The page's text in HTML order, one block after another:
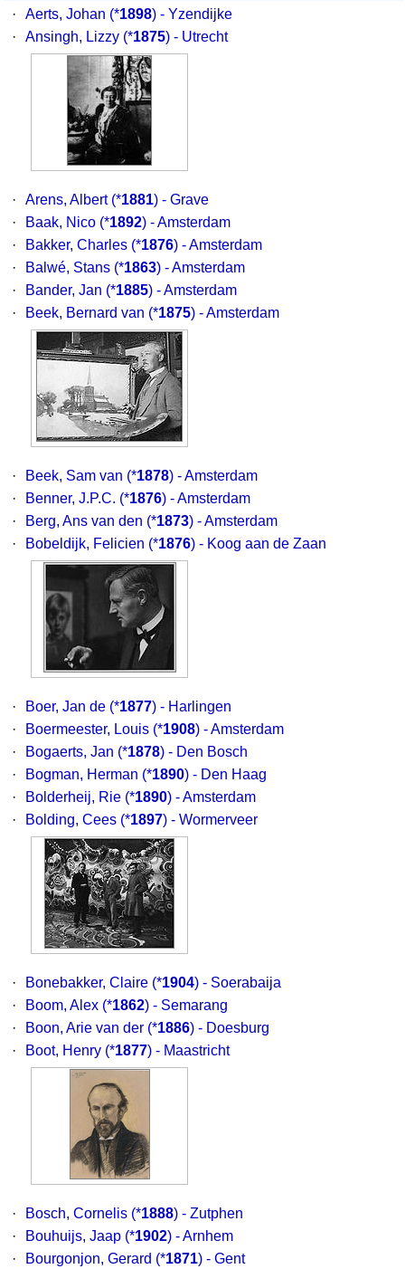
·
Aerts, Johan (*1898) - Yzendijke
·
Ansingh, Lizzy (*1875) - Utrecht
· Arens, Albert (*1881) - Grave
·
Baak, Nico (*1892) - Amsterdam
·
Bakker, Charles (*1876) - Amsterdam
·
Balwé, Stans (*1863) - Amsterdam
·
Bander, Jan (*1885) - Amsterdam
·
Beek, Bernard van (*1875) - Amsterdam
· Beek, Sam van (*1878) - Amsterdam
·
Benner, J.P.C. (*1876) - Amsterdam
·
Berg, Ans van den (*1873) - Amsterdam
·
Bobeldijk, Felicien (*1876) - Koog aan de Zaan
· Boer, Jan de (*1877) - Harlingen
·
Boermeester, Louis (*1908) - Amsterdam
·
Bogaerts, Jan (*1878) - Den Bosch
·
Bogman, Herman (*1890) - Den Haag
·
Bolderheij, Rie (*1890) - Amsterdam
·
Bolding, Cees (*1897) - Wormerveer
· Bonebakker, Claire (*1904) - Soerabaija
·
Boom, Alex (*1862) - Semarang
·
Boon, Arie van der (*1886) - Doesburg
·
Boot, Henry (*1877) - Maastricht
· Bosch, Cornelis (*1888) - Zutphen
·
Bouhuijs, Jaap (*1902) - Arnhem
·
Bourgonjon, Gerard (*1871) - Gent